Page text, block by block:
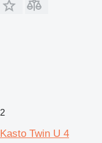
2
Kasto Twin U 4